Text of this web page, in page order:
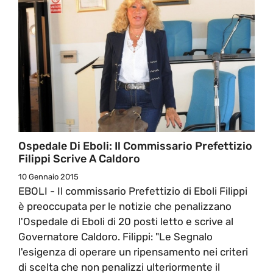
Ospedale Di Eboli: Il Commissario Prefettizio
Filippi Scrive A Caldoro
10 Gennaio 2015
EBOLI - Il commissario Prefettizio di Eboli Filippi
è preoccupata per le notizie che penalizzano
l'Ospedale di Eboli di 20 posti letto e scrive al
Governatore Caldoro. Filippi: "Le Segnalo
l'esigenza di operare un ripensamento nei criteri
di scelta che non penalizzi ulteriormente il